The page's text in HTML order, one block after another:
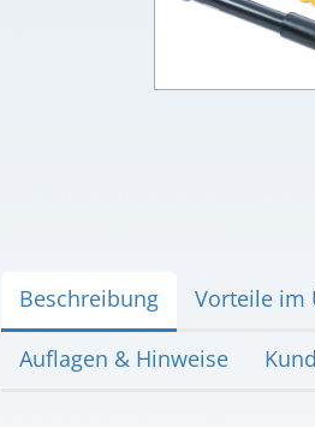
Beschreibung Vorteile im
Auflagen & Hinweise